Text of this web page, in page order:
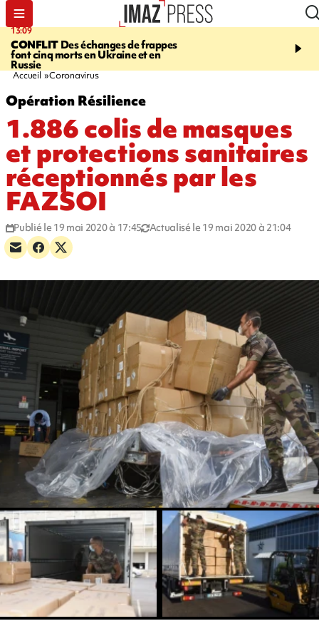
13:09
CONFLIT Des échanges de frappes
font cinq morts en Ukraine et en
Russie
17:14
Quatre
européennes pour les
Accueil Coronavirus
Opération Résilience
1.886 colis de masques
et protections sanitaires
réceptionnés par les
FAZSOI
Publié le 19 mai 2020 à 17:45 Actualisé le 19 mai 2020 à 21:04